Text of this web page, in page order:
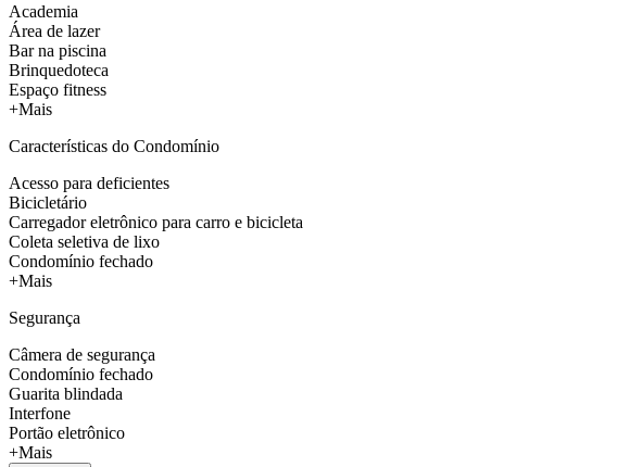
Academia
Área de lazer
Bar na piscina
Brinquedoteca
Espaço fitness
+Mais
Características do Condomínio
Acesso para deficientes
Bicicletário
Carregador eletrônico para carro e bicicleta
Coleta seletiva de lixo
Condomínio fechado
+Mais
Segurança
Câmera de segurança
Condomínio fechado
Guarita blindada
Interfone
Portão eletrônico
+Mais